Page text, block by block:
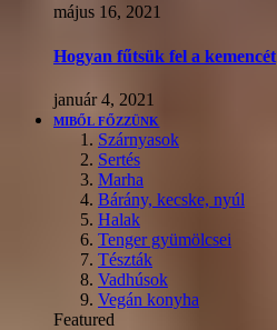
május 16, 2021
Hogyan fűtsük fel a kemencét
január 4, 2021
MIBŐL FŐZZÜNK
Szárnyasok
Sertés
Marha
Bárány, kecske, nyúl
Halak
Tenger gyümölcsei
Tészták
Vadhúsok
Vegán konyha
Featured